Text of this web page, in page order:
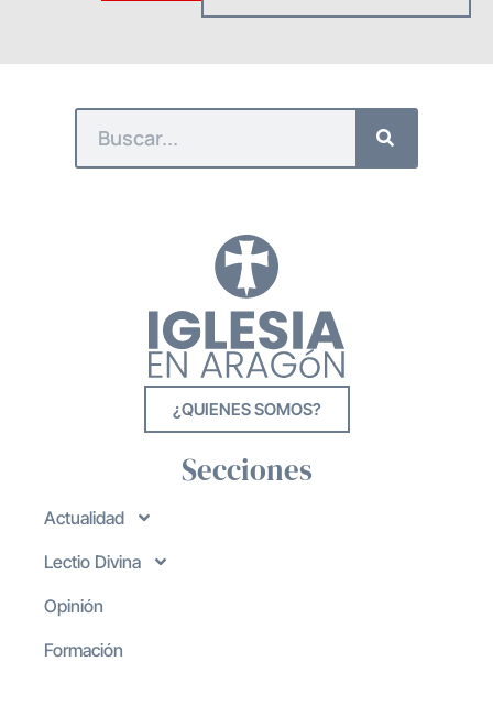
¿QUIENES SOMOS?
Secciones
Actualidad
Lectio Divina
Opinión
Formación